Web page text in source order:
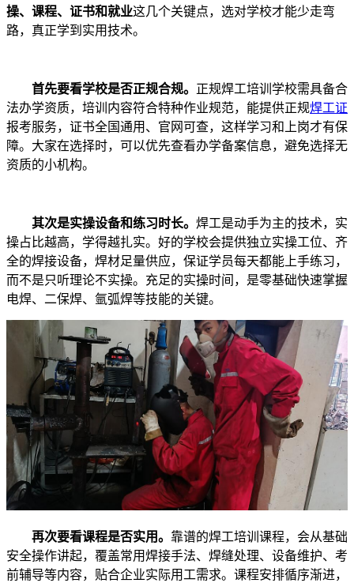
操、课程、证书和就业这几个关键点，选对学校才能少走弯
路，真正学到实用技术。
首先要看学校是否正规合规。 正规焊工培训学校需具备合
法办学资质，培训内容符合特种作业规范，能提供正规焊工证
报考服务，证书全国通用、官网可查，这样学习和上岗才有保
障。大家在选择时，可以优先查看办学备案信息，避免选择无
资质的小机构。
其次是实操设备和练习时长。 焊工是动手为主的技术，实
操占比越高，学得越扎实。好的学校会提供独立实操工位、齐
全的焊接设备，焊材足量供应，保证学员每天都能上手练习，
而不是只听理论不实操。充足的实操时间，是零基础快速掌握
电焊、二保焊、氩弧焊等技能的关键。
再次要看课程是否实用。 靠谱的焊工培训课程，会从基础
安全操作讲起，覆盖常用焊接手法、焊缝处理、设备维护、考
前辅导等内容，贴合企业实际用工需求。课程安排循序渐进，